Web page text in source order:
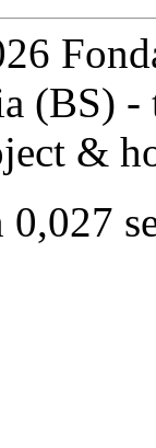
(BS)
&
0,027